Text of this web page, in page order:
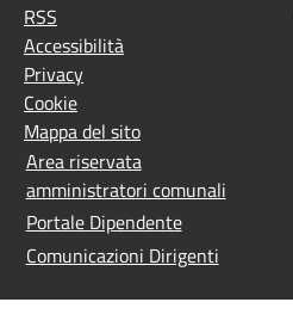
RSS
Accessibilità
Privacy
Cookie
Mappa del sito
Area riservata
amministratori comunali
Portale Dipendente
Comunicazioni Dirigenti